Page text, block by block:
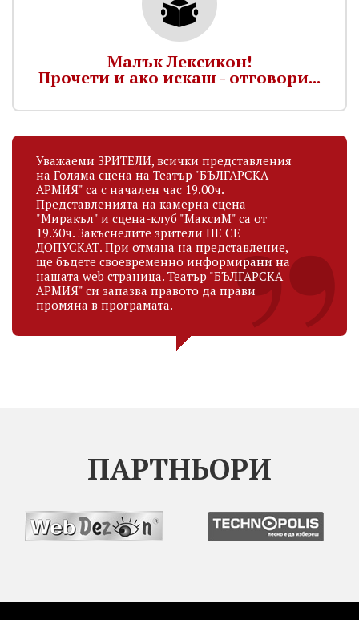
Малък Лексикон!
Прочети и ако искаш - отговори...
Уважаеми ЗРИТЕЛИ, всички представления
на Голяма сцена на Театър "БЪЛГАРСКА
АРМИЯ" са с начален час 19.00ч.
Представленията на камерна сцена
"Миракъл" и сцена-клуб "МаксиМ" са от
19.30ч. Закъснелите зрители НЕ СЕ
ДОПУСКАТ. При отмяна на представление,
ще бъдете своевременно информирани на
нашата web страница. Театър "БЪЛГАРСКА
АРМИЯ" си запазва правото да прави
промяна в програмата.
ПАРТНЬОРИ